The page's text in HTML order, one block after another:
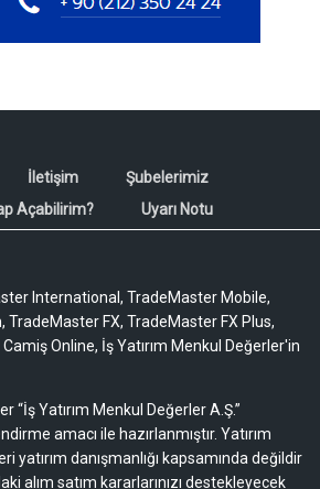
İletişim
Şubelerimiz
Açabilirim?
Uyarı Notu
International, TradeMaster Mobile,
TradeMaster FX, TradeMaster FX Plus,
Camiş Online, İş Yatırım Menkul Değerler'in
“İş Yatırım Menkul Değerler A.Ş.”
amacı ile hazırlanmıştır. Yatırım
yatırım danışmanlığı kapsamında değildir
alım satım kararlarınızı destekleyecek